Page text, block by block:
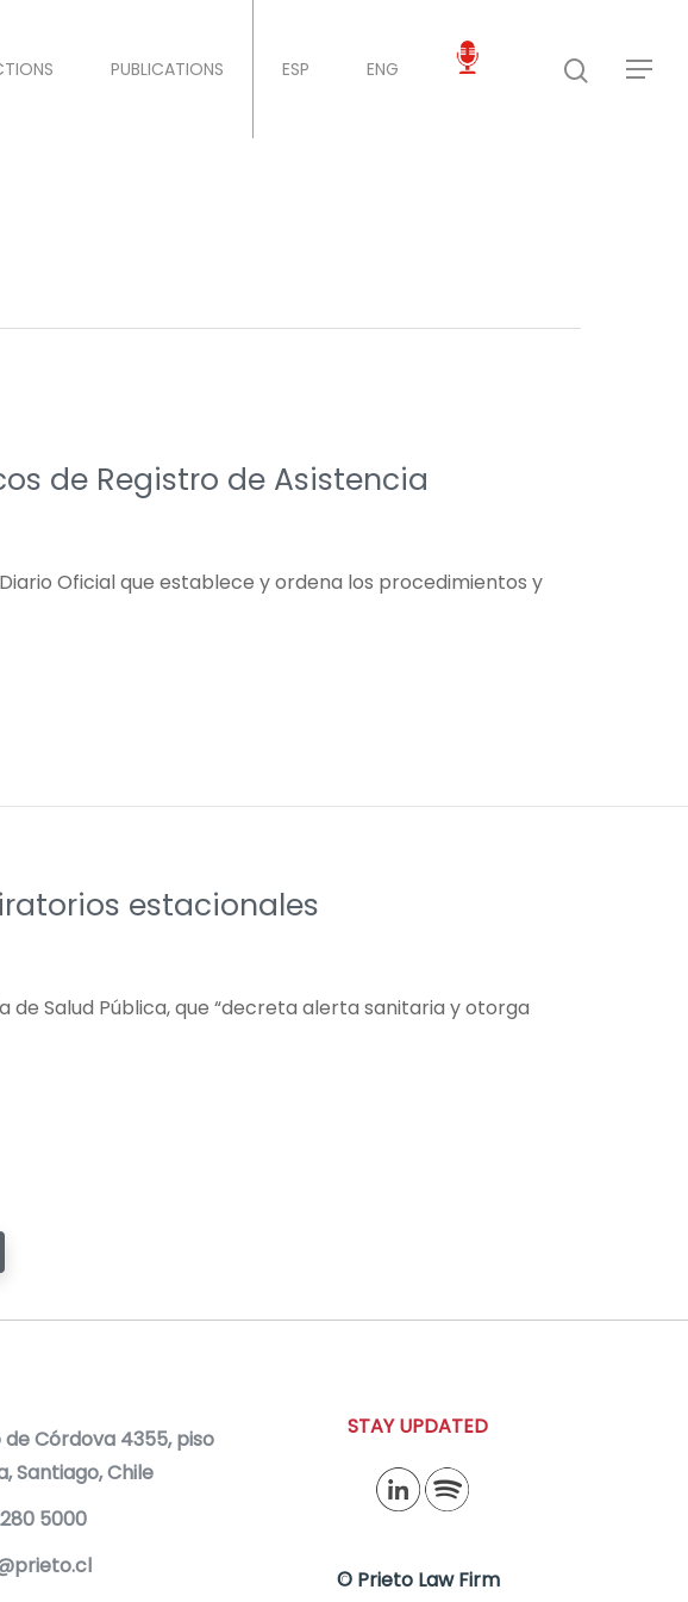
PUBLICATIONS ESP ENG
de Registro de Asistencia
Oficial que establece y ordena los procedimientos y
estacionales
de Salud Pública, que “decreta alerta sanitaria y otorga
de Córdova 4355, piso
Santiago, Chile
5000
STAY UPDATED
© Prieto Law Firm